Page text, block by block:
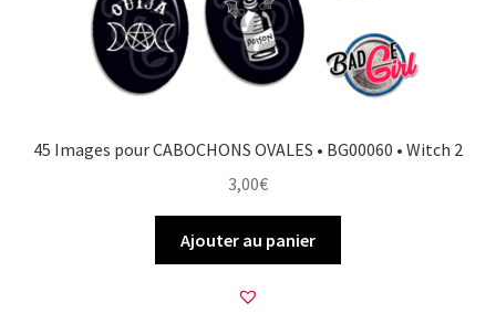
45 Images pour CABOCHONS OVALES • BG00060 • Witch 2
3,00€
Ajouter au panier